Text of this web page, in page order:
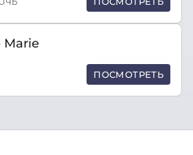
Marie
ПОСМОТРЕТЬ